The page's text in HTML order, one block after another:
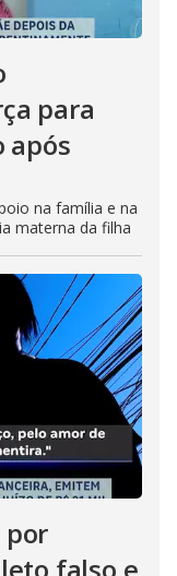
para
após
na família e na
materna da filha
por